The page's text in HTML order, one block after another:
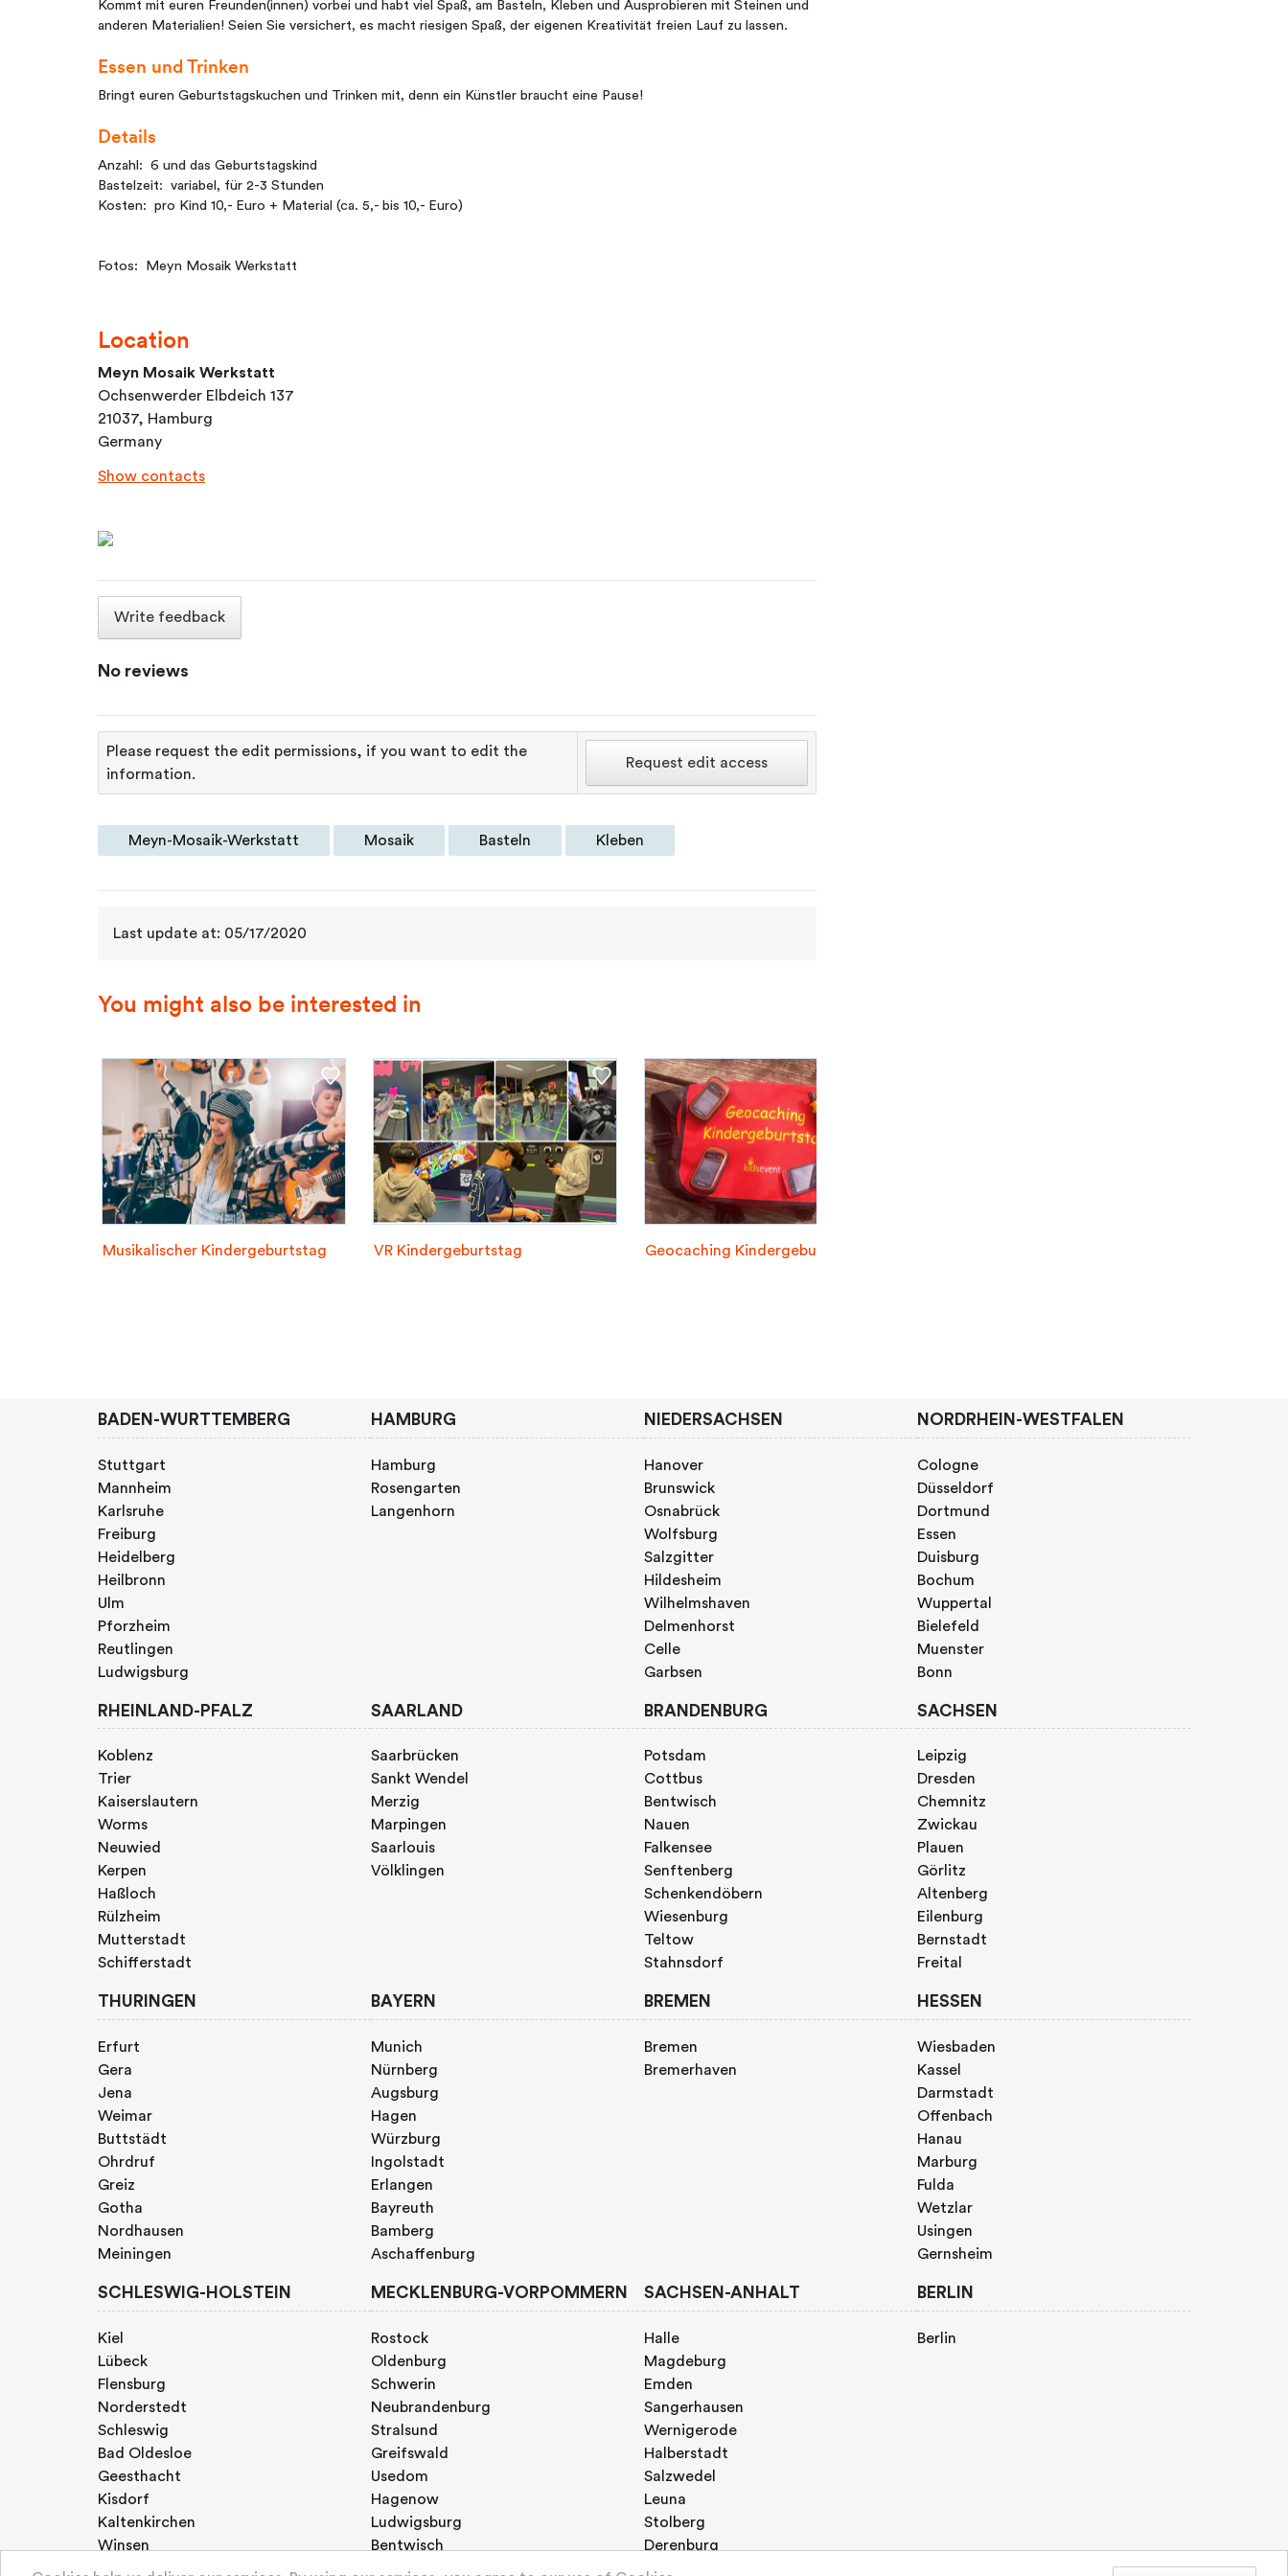
Kommt mit euren Freunden(innen) vorbei und habt viel Spaß, am Basteln, Kleben und Ausprobieren mit Steinen und
anderen Materialien! Seien Sie versichert, es macht riesigen Spaß, der eigenen Kreativität freien Lauf zu lassen.
Essen und Trinken
Bringt euren Geburtstagskuchen und Trinken mit, denn ein Künstler braucht eine Pause!
Details
Anzahl: 6 und das Geburtstagskind
Bastelzeit: variabel, für 2-3 Stunden
Kosten: pro Kind 10,- Euro + Material (ca. 5,- bis 10,- Euro)
Fotos: Meyn Mosaik Werkstatt
Location
Meyn Mosaik Werkstatt
Ochsenwerder Elbdeich 137
21037, Hamburg
Germany
Show contacts
Write feedback
No reviews
Please request the edit permissions, if you want to edit the
information.
Request edit access
Meyn-Mosaik-Werkstatt Mosaik Basteln Kleben
Last update at: 05/17/2020
You might also be interested in
Musikalischer Kindergeburtstag VR Kindergeburtstag Geocaching Kindergeburtstag
BADEN-WURTTEMBERG
Stuttgart
Mannheim
Karlsruhe
Freiburg
Heidelberg
Heilbronn
Ulm
Pforzheim
Reutlingen
Ludwigsburg
HAMBURG
Hamburg
Rosengarten
Langenhorn
NIEDERSACHSEN
Hanover
Brunswick
Osnabrück
Wolfsburg
Salzgitter
Hildesheim
Wilhelmshaven
Delmenhorst
Celle
Garbsen
NORDRHEIN-WESTFALEN
Cologne
Düsseldorf
Dortmund
Essen
Duisburg
Bochum
Wuppertal
Bielefeld
Muenster
Bonn
RHEINLAND-PFALZ
Koblenz
Trier
Kaiserslautern
Worms
Neuwied
Kerpen
Haßloch
Rülzheim
Mutterstadt
Schifferstadt
SAARLAND
Saarbrücken
Sankt Wendel
Merzig
Marpingen
Saarlouis
Völklingen
BRANDENBURG
Potsdam
Cottbus
Bentwisch
Nauen
Falkensee
Senftenberg
Schenkendöbern
Wiesenburg
Teltow
Stahnsdorf
SACHSEN
Leipzig
Dresden
Chemnitz
Zwickau
Plauen
Görlitz
Altenberg
Eilenburg
Bernstadt
Freital
THURINGEN
Erfurt
Gera
Jena
Weimar
Buttstädt
Ohrdruf
Greiz
Gotha
Nordhausen
Meiningen
BAYERN
Munich
Nürnberg
Augsburg
Hagen
Würzburg
Ingolstadt
Erlangen
Bayreuth
Bamberg
Aschaffenburg
BREMEN
Bremen
Bremerhaven
HESSEN
Wiesbaden
Kassel
Darmstadt
Offenbach
Hanau
Marburg
Fulda
Wetzlar
Usingen
Gernsheim
SCHLESWIG-HOLSTEIN
Kiel
Lübeck
Flensburg
Norderstedt
Schleswig
Bad Oldesloe
Geesthacht
Kisdorf
Kaltenkirchen
Winsen
MECKLENBURG-VORPOMMERN
Rostock
Oldenburg
Schwerin
Neubrandenburg
Stralsund
Greifswald
Usedom
Hagenow
Ludwigsburg
Bentwisch
SACHSEN-ANHALT
Halle
Magdeburg
Emden
Sangerhausen
Wernigerode
Halberstadt
Salzwedel
Leuna
Stolberg
Derenburg
BERLIN
Berlin